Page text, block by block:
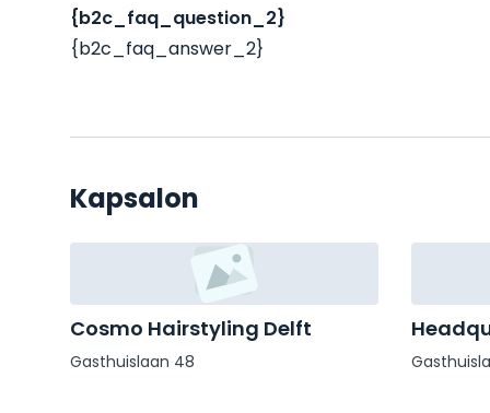
{b2c_faq_question_2}
{b2c_faq_answer_2}
Kapsalon
Cosmo Hairstyling Delft
Gasthuislaan 48